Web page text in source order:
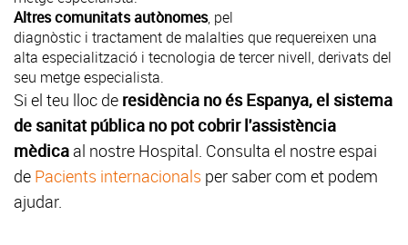
Altres comunitats autònomes, pel
diagnòstic i tractament de malalties que requereixen una
alta especialització i tecnologia de tercer nivell, derivats del
seu metge especialista.
Si el teu lloc de residència no és Espanya, el sistema
de sanitat pública no pot cobrir l'assistència
mèdica al nostre Hospital. Consulta el nostre espai
de Pacients internacionals per saber com et podem
ajudar.